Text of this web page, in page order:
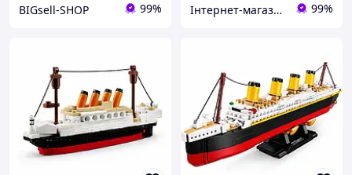
BIGsell-SHOP 99% Інтернет-магазин Технорай 99%